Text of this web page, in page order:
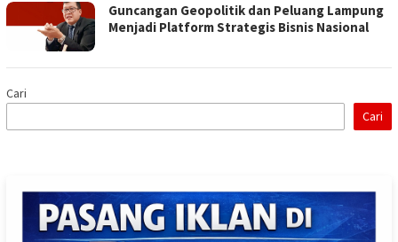
Guncangan Geopolitik dan Peluang Lampung
Menjadi Platform Strategis Bisnis Nasional
Cari
Cari